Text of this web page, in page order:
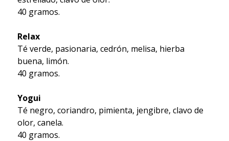
40 gramos.
Relax
Té verde, pasionaria, cedrón, melisa, hierba
buena, limón.
40 gramos.
Yogui
Té negro, coriandro, pimienta, jengibre, clavo de
olor, canela.
40 gramos.